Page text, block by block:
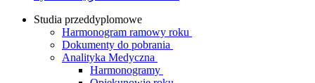
Studia przeddyplomowe
Harmonogram ramowy roku
Dokumenty do pobrania
Analityka Medyczna
Harmonogramy